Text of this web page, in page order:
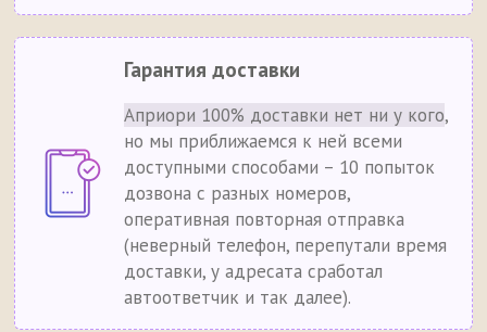
Гарантия доставки
Априори 100% доставки нет ни у кого,
но мы приближаемся к ней всеми
доступными способами – 10 попыток
дозвона с разных номеров,
оперативная повторная отправка
(неверный телефон, перепутали время
доставки, у адресата сработал
автоответчик и так далее).